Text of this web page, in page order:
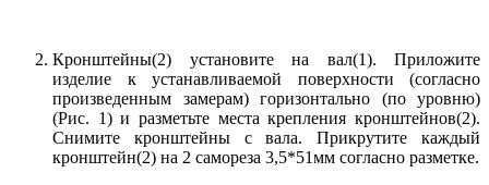
Кронштейны(2) установите на вал(1). Приложите
изделие к устанавливаемой поверхности (согласно
произведенным замерам) горизонтально (по уровню)
(Рис. 1) и разметьте места крепления кронштейнов(2).
Снимите кронштейны с вала. Прикрутите каждый
кронштейн(2) на 2 самореза 3,5*51мм согласно разметке.